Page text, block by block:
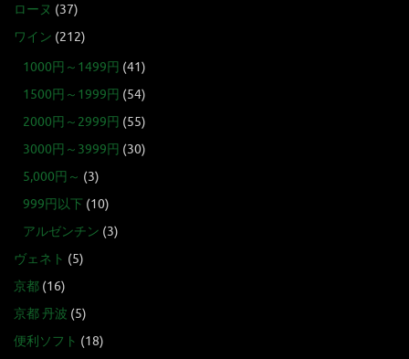
ローヌ (37)
ワイン (212)
1000円～1499円 (41)
1500円～1999円 (54)
2000円～2999円 (55)
3000円～3999円 (30)
5,000円～ (3)
999円以下 (10)
アルゼンチン (3)
ヴェネト (5)
京都 (16)
京都 丹波 (5)
便利ソフト (18)